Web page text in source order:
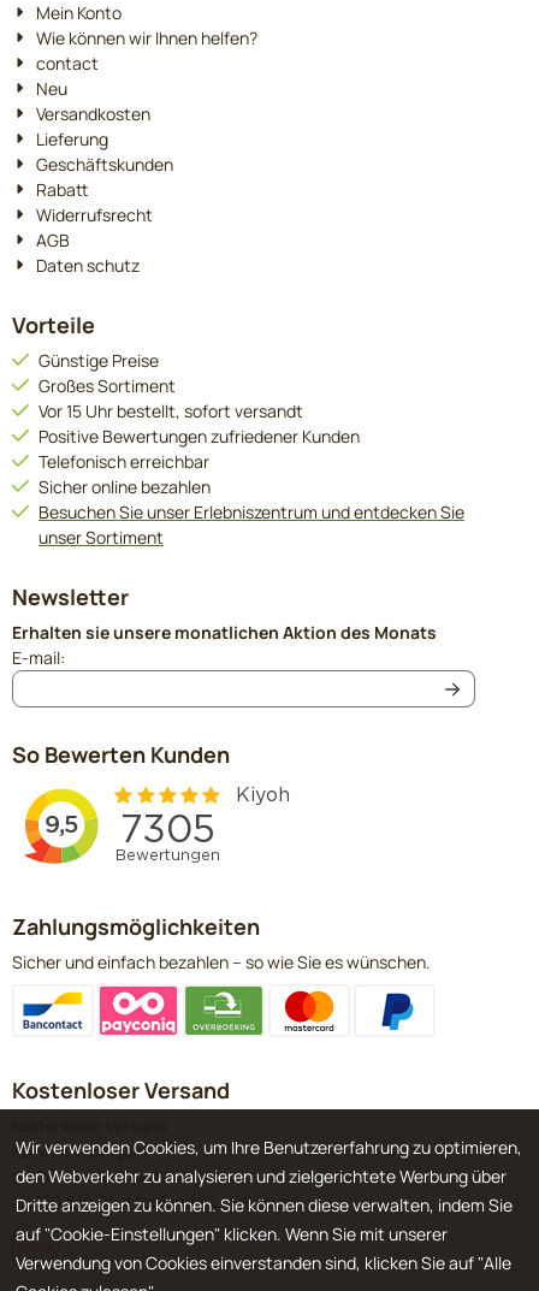
Mein Konto
Wie können wir Ihnen helfen?
contact
Neu
Versandkosten
Lieferung
Geschäftskunden
Rabatt
Widerrufsrecht
AGB
Daten schutz
Vorteile
Günstige Preise
Großes Sortiment
Vor 15 Uhr bestellt, sofort versandt
Positive Bewertungen zufriedener Kunden
Telefonisch erreichbar
Sicher online bezahlen
Besuchen Sie unser Erlebniszentrum und entdecken Sie
unser Sortiment
Newsletter
Erhalten sie unsere monatlichen Aktion des Monats
E-mail:
So Bewerten Kunden
Zahlungsmöglichkeiten
Sicher und einfach bezahlen – so wie Sie es wünschen.
Kostenloser Versand
ab 40 € in Belgien
ab 60 € in den Niederlanden
ab 120 € in Deutschland & Luxemburg
Wir verwenden Cookies, um Ihre Benutzererfahrung zu optimieren,
den Webverkehr zu analysieren und zielgerichtete Werbung über
Dritte anzeigen zu können. Sie können diese verwalten, indem Sie
auf "Cookie-Einstellungen" klicken. Wenn Sie mit unserer
Verwendung von Cookies einverstanden sind, klicken Sie auf "Alle